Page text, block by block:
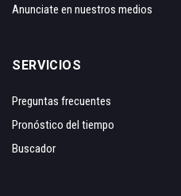
Anunciate en nuestros medios
SERVICIOS
Preguntas frecuentes
Pronóstico del tiempo
Buscador